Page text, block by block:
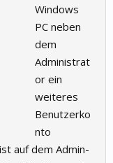
Windows
PC neben
dem
Administrat
or ein
weiteres
Benutzerko
nto
auf dem Admin-